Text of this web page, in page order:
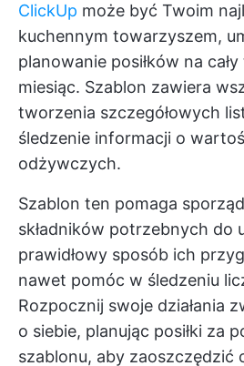
ClickUp może być Twoim
kuchennym towarzyszem,
planowanie posiłków na
miesiąc. Szablon zawiera
tworzenia szczegółowych
śledzenie informacji o
odżywczych.
Szablon ten pomaga
składników potrzebnych do
prawidłowy sposób ich
nawet pomóc w śledzeniu
Rozpocznij swoje działania
o siebie, planując posiłki za
szablonu, aby zaoszczędzić